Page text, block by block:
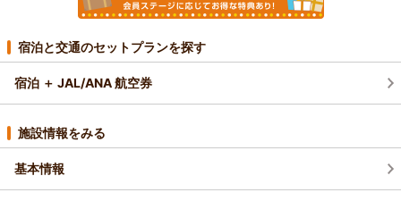
宿泊と交通のセットプランを探す
宿泊 ＋ JAL/ANA 航空券
施設情報をみる
基本情報